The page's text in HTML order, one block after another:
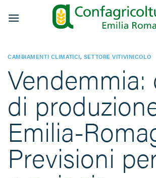
CAMBIAMENTI CLIMATICI, SETTORE VITIVINICOLO
Vendemmia:
di
Emilia-
Previsioni